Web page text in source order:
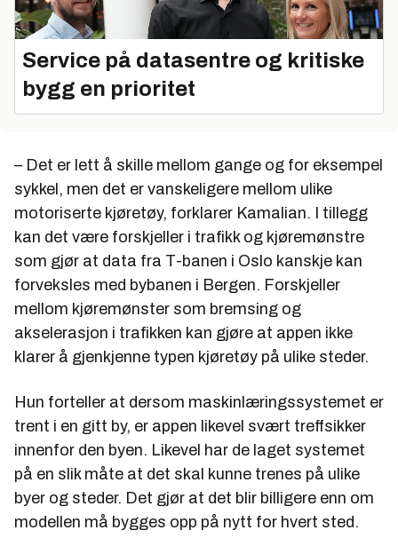
Service på datasentre og kritiske
bygg en prioritet
– Det er lett å skille mellom gange og for eksempel
sykkel, men det er vanskeligere mellom ulike
motoriserte kjøretøy, forklarer Kamalian. I tillegg
kan det være forskjeller i trafikk og kjøremønstre
som gjør at data fra T-banen i Oslo kanskje kan
forveksles med bybanen i Bergen. Forskjeller
mellom kjøremønster som bremsing og
akselerasjon i trafikken kan gjøre at appen ikke
klarer å gjenkjenne typen kjøretøy på ulike steder.
Hun forteller at dersom maskinlæringssystemet er
trent i en gitt by, er appen likevel svært treffsikker
innenfor den byen. Likevel har de laget systemet
på en slik måte at det skal kunne trenes på ulike
byer og steder. Det gjør at det blir billigere enn om
modellen må bygges opp på nytt for hvert sted.